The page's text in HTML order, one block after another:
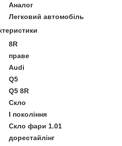
Аналог
Легковий автомобіль
8R
праве
Audi
Q5
Q5 8R
Скло
I покоління
Скло фари 1.01
дорестайлінг